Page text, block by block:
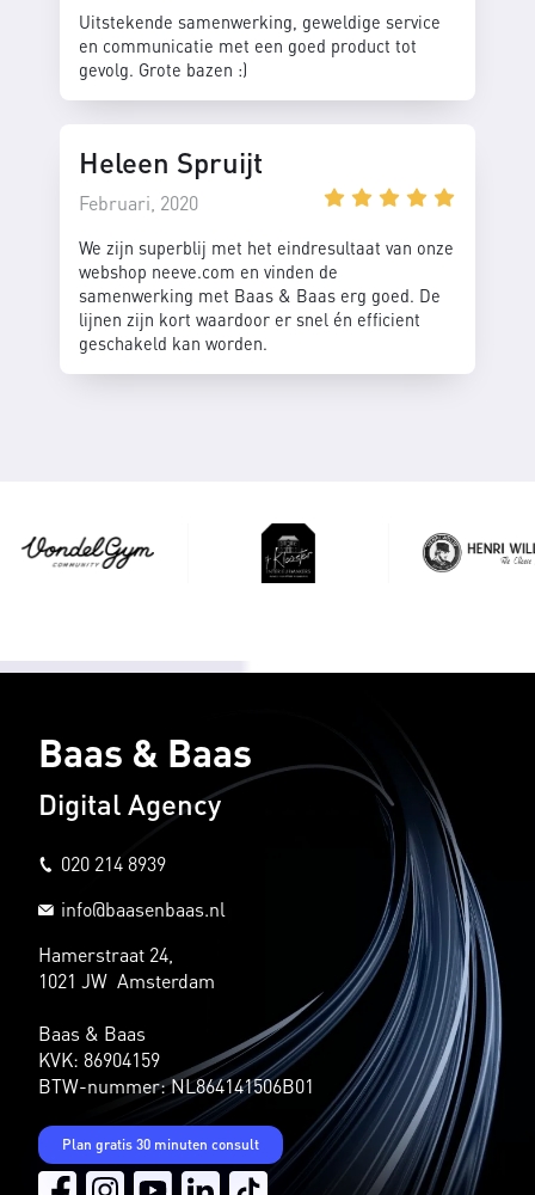
Uitstekende samenwerking, geweldige service
en communicatie met een goed product tot
gevolg. Grote bazen :)
Heleen Spruijt
Februari, 2020
We zijn superblij met het eindresultaat van onze
webshop neeve.com en vinden de
samenwerking met Baas & Baas erg goed. De
lijnen zijn kort waardoor er snel én efficient
geschakeld kan worden.
Baas & Baas
Digital Agency
020 214 8939
info@baasenbaas.nl
Hamerstraat 24,
1021 JW Amsterdam
Baas & Baas
KVK: 86904159
BTW-nummer: NL864141506B01
Plan gratis 30 minuten consult